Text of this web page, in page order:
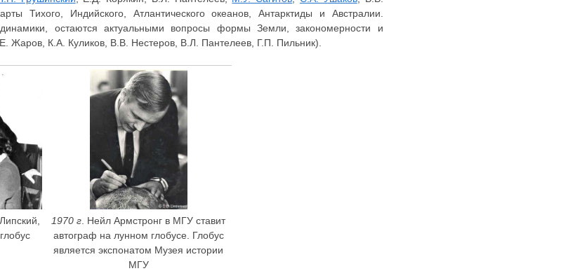
Тихого, Индийского, Атлантического океанов, Антарктиды и Австралии.
остаются актуальными вопросы формы Земли, закономерности и
Жаров, К.А. Куликов, В.В. Нестеров, В.Л. Пантелеев, Г.П. Пильник).
1970 г . Нейл Армстронг в МГУ ставит
автограф на лунном глобусе. Глобус
является экспонатом Музея истории
МГУ